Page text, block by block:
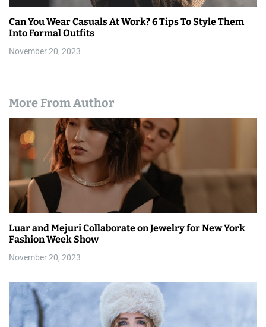
Can You Wear Casuals At Work? 6 Tips To Style Them
Into Formal Outfits
November 20, 2023
More From Author
Luar and Mejuri Collaborate on Jewelry for New York
Fashion Week Show
November 20, 2023